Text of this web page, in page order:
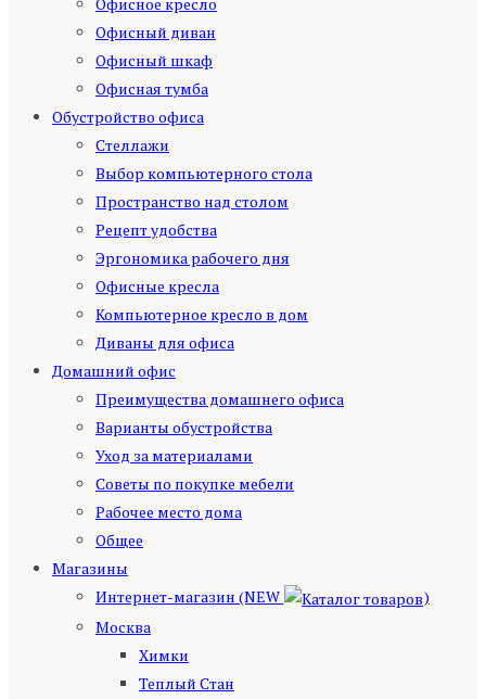
Офисный диван
Офисный шкаф
Офисная тумба
Обустройство офиса
Стеллажи
Выбор компьютерного стола
Пространство над столом
Рецепт удобства
Эргономика рабочего дня
Офисные кресла
Компьютерное кресло в дом
Диваны для офиса
Домашний офис
Преимущества домашнего офиса
Варианты обустройства
Уход за материалами
Советы по покупке мебели
Рабочее место дома
Общее
Магазины
Интернет-магазин (NEW
)
Москва
Химки
Теплый Стан